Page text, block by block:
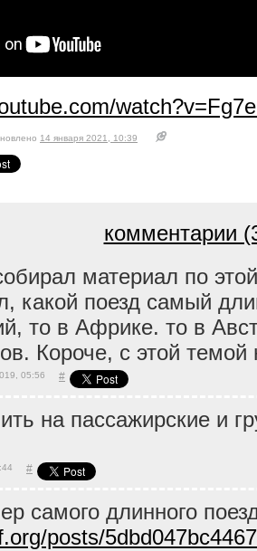
14 января 2021, 10:39
комментарии
материал по
какой поезд самый
то в Африке. то в
Короче, с этой темой
05:56 #
на пассажирские и
#
самого длинного
posts/